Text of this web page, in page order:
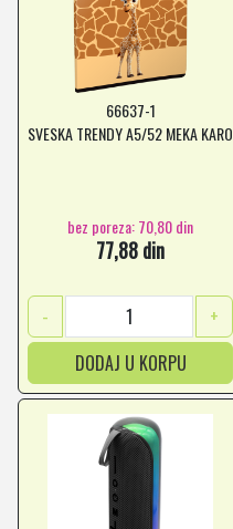
66637-1
SVESKA TRENDY A5/52 MEKA KARO
bez poreza: 70,80 din
77,88 din
-
+
DODAJ U KORPU